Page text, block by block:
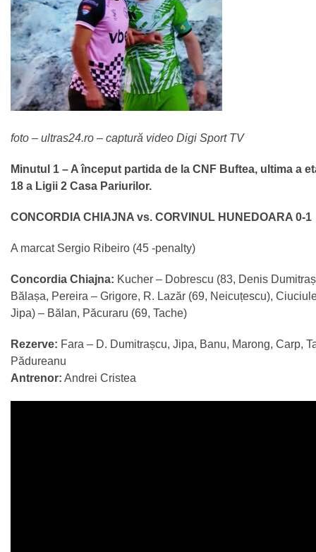
foto – ultras24.ro – captură video Digi Sport TV
Minutul 1 – A început partida de la CNF Buftea, ultima a
18 a Ligii 2 Casa Pariurilor.
CONCORDIA CHIAJNA vs. CORVINUL HUNEDOARA 0-1
A marcat Sergio Ribeiro (45 -penalty)
Concordia Chiajna: Kucher – Dobrescu (83, Denis
Bălașa, Pereira – Grigore, R. Lazăr (69, Neicuțescu),
Jipa) – Bălan, Păcuraru (69, Tache)
Rezerve: Fara – D. Dumitrașcu, Jipa, Banu, Marong, Carp,
Pădureanu
Antrenor: Andrei Cristea